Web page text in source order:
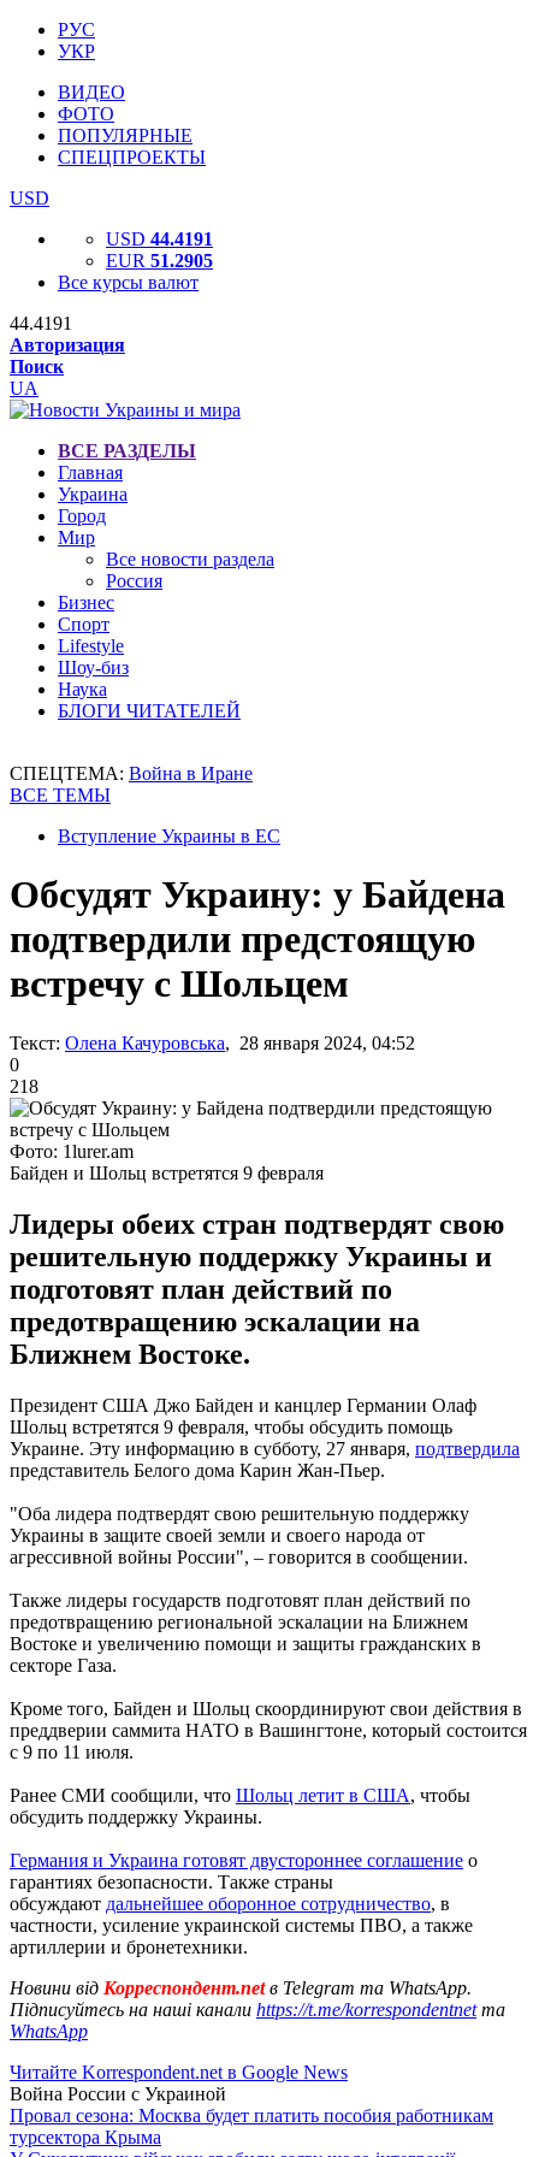
РУС
УКР
ВИДЕО
ФОТО
ПОПУЛЯРНЫЕ
СПЕЦПРОЕКТЫ
USD
USD 44.4191
EUR 51.2905
Все курсы валют
44.4191
Авторизация
Поиск
UA
ВСЕ РАЗДЕЛЫ
Главная
Украина
Город
Мир
Все новости раздела
Россия
Бизнес
Спорт
Lifestyle
Шоу-биз
Наука
БЛОГИ ЧИТАТЕЛЕЙ
СПЕЦТЕМА: Война в Иране
ВСЕ ТЕМЫ
Вступление Украины в ЕС
Обсудят Украину: у Байдена
подтвердили предстоящую
встречу с Шольцем
Текст: Олена Качуровська, 28 января 2024, 04:52
0
218
Фото: 1lurer.am
Байден и Шольц встретятся 9 февраля
Лидеры обеих стран подтвердят свою
решительную поддержку Украины и
подготовят план действий по
предотвращению эскалации на
Ближнем Востоке.
Президент США Джо Байден и канцлер Германии Олаф
Шольц встретятся 9 февраля, чтобы обсудить помощь
Украине. Эту информацию в субботу, 27 января, подтвердила
представитель Белого дома Карин Жан-Пьер.
"Оба лидера подтвердят свою решительную поддержку
Украины в защите своей земли и своего народа от
агрессивной войны России", – говорится в сообщении.
Также лидеры государств подготовят план действий по
предотвращению региональной эскалации на Ближнем
Востоке и увеличению помощи и защиты гражданских в
секторе Газа.
Кроме того, Байден и Шольц скоординируют свои действия в
преддверии саммита НАТО в Вашингтоне, который состоится
с 9 по 11 июля.
Ранее СМИ сообщили, что Шольц летит в США, чтобы
обсудить поддержку Украины.
Германия и Украина готовят двустороннее соглашение о
гарантиях безопасности. Также страны
обсуждают дальнейшее оборонное сотрудничество, в
частности, усиление украинской системы ПВО, а также
артиллерии и бронетехники.
Новини від Корреспондент.netв Telegram та WhatsApp.
Підписуйтесь на наші канали https://t.me/korrespondentnetта
WhatsApp
Читайте Korrespondent.net в Google News
Война России с Украиной
Провал сезона: Москва будет платить пособия работникам
турсектора Крыма